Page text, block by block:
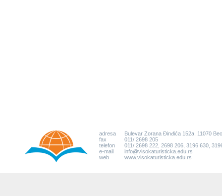
adresa
Bulevar Zorana Đinđića 152a, 11070
fax
011/ 2698 205
telefon
011/ 2698 222, 2698 206, 3196 630,
e-mail
info@visokaturisticka.edu.rs
web
www.visokaturisticka.edu.rs